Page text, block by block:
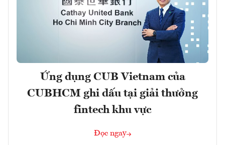
Ứng dụng CUB Vietnam của
CUBHCM ghi dấu tại giải thưởng
fintech khu vực
Đọc ngay